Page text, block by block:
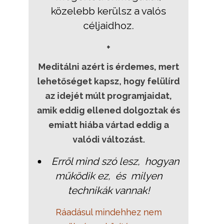
közelebb kerülsz a valós
céljaidhoz.
+
Meditálni azért is érdemes, mert
lehetőséget kapsz, hogy felülírd
az idejét múlt programjaidat,
amik eddig ellened dolgoztak és
emiatt hiába vártad eddig a
valódi változást.
Erről mind szó lesz, hogyan
működik ez, és milyen
technikák vannak!
Ráadásul mindehhez nem